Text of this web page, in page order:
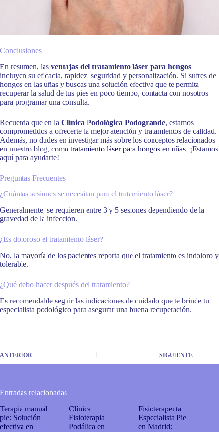
Conclusiones
En resumen, las ventajas del tratamiento láser para hongos
incluyen su eficacia, rapidez, seguridad y personalización. Si sufres de
hongos en las uñas y buscas una solución efectiva que te permita
recuperar la salud de tus pies en poco tiempo, contacta con nosotros
para programar una consulta.
Recuerda que en la Clínica Podológica Podogrande, estamos
comprometidos a ofrecerte la mejor atención y tratamientos de calidad.
Además, no dudes en investigar más sobre los conceptos relacionados
en nuestro blog, como tratamiento láser para hongos en uñas. ¡Estamos
aquí para ayudarte!
Preguntas Frecuentes
¿Cuántas sesiones se necesitan para el tratamiento láser?
Generalmente, se requieren entre 3 y 5 sesiones dependiendo de la
gravedad de la infección.
¿Es doloroso el tratamiento láser?
No, la mayoría de los pacientes reporta que el tratamiento es indoloro y
tolerable.
¿Qué debo hacer después del tratamiento?
Es recomendable seguir las indicaciones de cuidado que te brinde tu
especialista podológico para asegurar una buena recuperación.
ANTERIOR SIGUIENTE
Entradas relacionadas
Terapia manual
pie: Solución
efectiva en
Clínica
Fisioterapia
Podálica en
Fisioterapeuta
Especialista Pie
en Madrid: